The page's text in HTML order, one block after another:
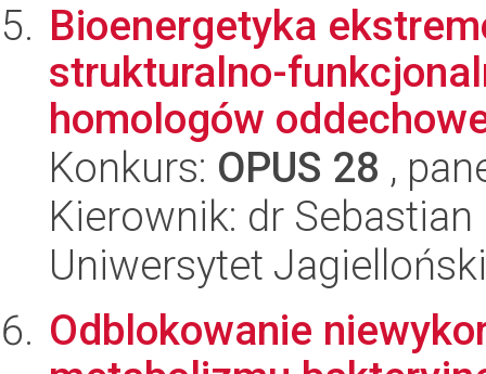
Bioenergetyka
strukturalno-
homologów
Konkurs: OPUS 28 ,
Kierownik: dr
Uniwersytet Jagielloński
Odblokowanie